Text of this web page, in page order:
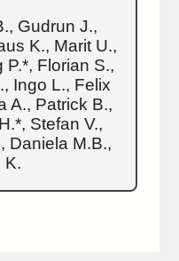
Gudrun J.,
K., Marit U.,
P.*, Florian S.,
Ingo L., Felix
A., Patrick B.,
Stefan V.,
Daniela M.B.,
K.